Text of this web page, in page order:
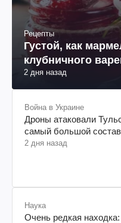
Рецепты
Густой, как
клубничного
2 дня назад
Война в Украине
Дроны атаковали
самый большой
2 дня назад
Наука
Очень редкая